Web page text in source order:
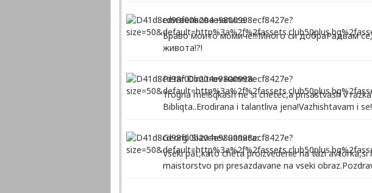
ели велкова написа:
Браво моито момиче!!!Много си добраРадвам
живота!?!
Petar Dimitrov написа:
Trogna me!Sqkash ne si chetec,a prisastvash v
Bibliqta..Erodirana i talantliva jena!Vazhishtavam i se!
Georgi Slavchev написа:
Vseki pat,kato cheta proizvedenie na tazi
maistorstvo pri presazdavane na vseki